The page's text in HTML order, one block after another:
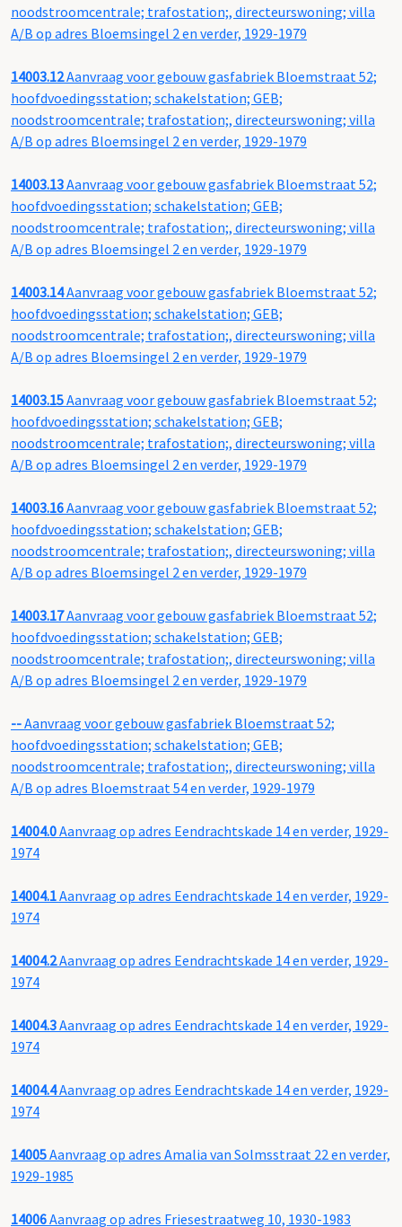
noodstroomcentrale; trafostation;, directeurswoning; villa
A/B op adres Bloemsingel 2 en verder, 1929-1979
14003.12Aanvraag voor gebouw gasfabriek Bloemstraat 52;
hoofdvoedingsstation; schakelstation; GEB;
noodstroomcentrale; trafostation;, directeurswoning; villa
A/B op adres Bloemsingel 2 en verder, 1929-1979
14003.13Aanvraag voor gebouw gasfabriek Bloemstraat 52;
hoofdvoedingsstation; schakelstation; GEB;
noodstroomcentrale; trafostation;, directeurswoning; villa
A/B op adres Bloemsingel 2 en verder, 1929-1979
14003.14Aanvraag voor gebouw gasfabriek Bloemstraat 52;
hoofdvoedingsstation; schakelstation; GEB;
noodstroomcentrale; trafostation;, directeurswoning; villa
A/B op adres Bloemsingel 2 en verder, 1929-1979
14003.15Aanvraag voor gebouw gasfabriek Bloemstraat 52;
hoofdvoedingsstation; schakelstation; GEB;
noodstroomcentrale; trafostation;, directeurswoning; villa
A/B op adres Bloemsingel 2 en verder, 1929-1979
14003.16Aanvraag voor gebouw gasfabriek Bloemstraat 52;
hoofdvoedingsstation; schakelstation; GEB;
noodstroomcentrale; trafostation;, directeurswoning; villa
A/B op adres Bloemsingel 2 en verder, 1929-1979
14003.17Aanvraag voor gebouw gasfabriek Bloemstraat 52;
hoofdvoedingsstation; schakelstation; GEB;
noodstroomcentrale; trafostation;, directeurswoning; villa
A/B op adres Bloemsingel 2 en verder, 1929-1979
--Aanvraag voor gebouw gasfabriek Bloemstraat 52;
hoofdvoedingsstation; schakelstation; GEB;
noodstroomcentrale; trafostation;, directeurswoning; villa
A/B op adres Bloemstraat 54 en verder, 1929-1979
14004.0Aanvraag op adres Eendrachtskade 14 en verder, 1929-
1974
14004.1Aanvraag op adres Eendrachtskade 14 en verder, 1929-
1974
14004.2Aanvraag op adres Eendrachtskade 14 en verder, 1929-
1974
14004.3Aanvraag op adres Eendrachtskade 14 en verder, 1929-
1974
14004.4Aanvraag op adres Eendrachtskade 14 en verder, 1929-
1974
14005Aanvraag op adres Amalia van Solmsstraat 22 en verder,
1929-1985
14006Aanvraag op adres Friesestraatweg 10, 1930-1983